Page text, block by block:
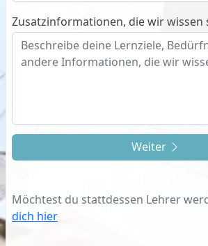
Zusatzinformationen, die wir wissen
Weiter
Möchtest du stattdessen Lehrer
dich hier